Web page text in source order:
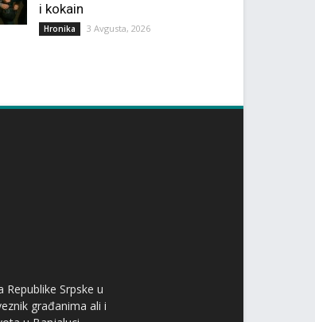
i kokain
Hronika 3 Avgusta, 2026
Srpske u
građanima ali i